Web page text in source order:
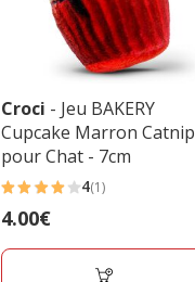
Croci - Jeu BAKERY
Cupcake Marron Catnip
pour Chat - 7cm
4
étoiles
avec
4(1)
Prix
4.00€
4.00€